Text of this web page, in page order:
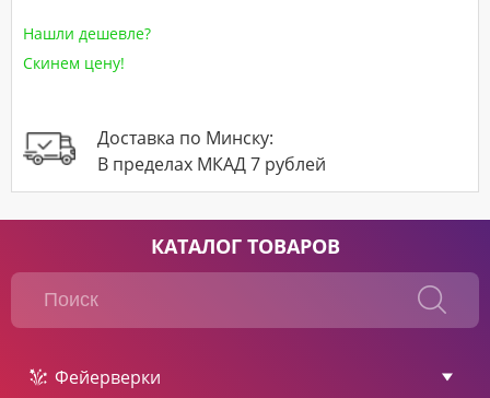
Нашли дешевле?
Скинем цену!
Доставка по Минску:
В пределах МКАД 7 рублей
КАТАЛОГ ТОВАРОВ
Фейерверки